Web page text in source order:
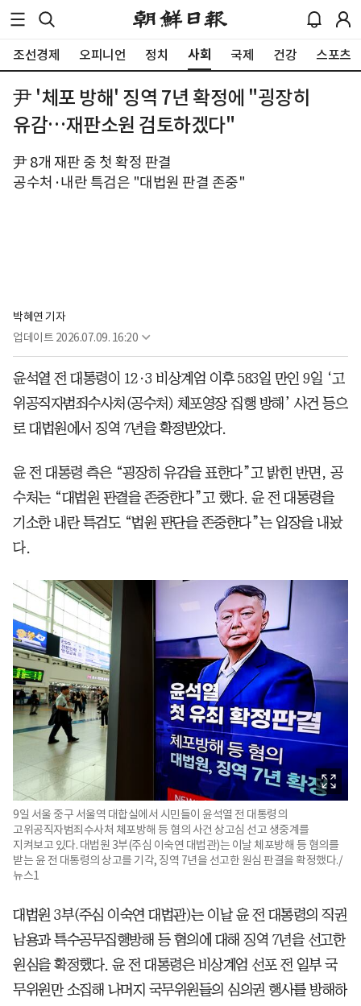
조선경제 오피니언 정치 사회 국제 건강 스포츠
尹 '체포 방해' 징역 7년 확정에 "굉장히
유감…재판소원 검토하겠다"
尹 8개 재판 중 첫 확정 판결
공수처·내란 특검은 "대법원 판결 존중"
박혜연 기자
업데이트 2026.07.09. 16:20
윤석열 전 대통령이 12·3 비상계엄 이후 583일 만인 9일 ‘고
위공직자범죄수사처(공수처) 체포영장 집행 방해’ 사건 등으
로 대법원에서 징역 7년을 확정받았다.
윤 전 대통령 측은 “굉장히 유감을 표한다”고 밝힌 반면, 공
수처는 “대법원 판결을 존중한다”고 했다. 윤 전 대통령을
기소한 내란 특검도 “법원 판단을 존중한다”는 입장을 내놨
다.
9일 서울 중구 서울역 대합실에서 시민들이 윤석열 전 대통령의
고위공직자범죄수사처 체포방해 등 혐의 사건 상고심 선고 생중계를
지켜보고 있다. 대법원 3부(주심 이숙연 대법관)는 이날 체포방해 등 혐의를
받는 윤 전 대통령의 상고를 기각, 징역 7년을 선고한 원심 판결을 확정했다./
뉴스1
대법원 3부(주심 이숙연 대법관)는 이날 윤 전 대통령의 직권
남용과 특수공무집행방해 등 혐의에 대해 징역 7년을 선고한
원심을 확정했다. 윤 전 대통령은 비상계엄 선포 전 일부 국
무위원만 소집해 나머지 국무위원들의 심의권 행사를 방해하